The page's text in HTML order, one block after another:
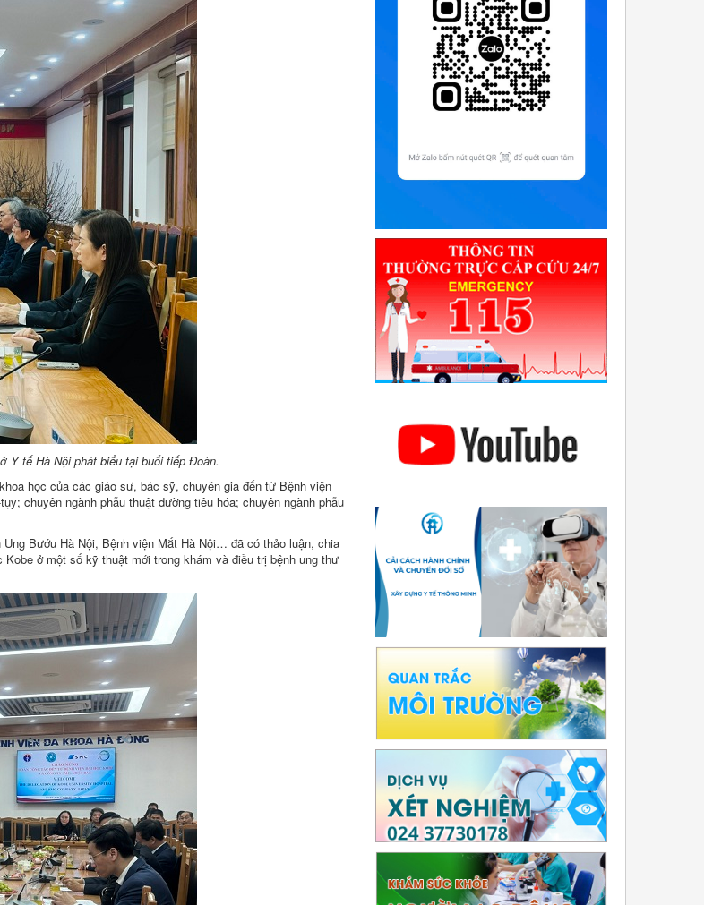
Y tế Hà Nội phát biểu tại buổi tiếp Đoàn.
học của các giáo sư, bác sỹ, chuyên gia đến từ Bệnh viện
chuyên ngành phẫu thuật đường tiêu hóa; chuyên ngành phẫu
Bướu Hà Nội, Bệnh viện Mắt Hà Nội… đã có thảo luận, chia
ở một số kỹ thuật mới trong khám và điều trị bệnh ung thư